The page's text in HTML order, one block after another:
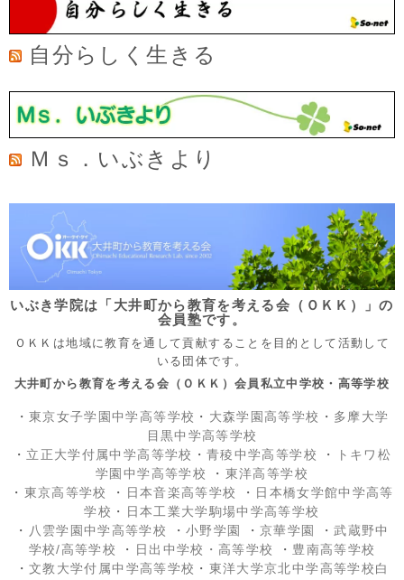
自分らしく生きる
Ｍｓ．いぶきより
いぶき学院は「大井町から教育を考える会（ＯＫＫ）」の
会員塾です。
ＯＫＫは地域に教育を通して貢献することを目的として活動して
いる団体です。
大井町から教育を考える会（ＯＫＫ）会員私立中学校・高等学校
・ 東京女子学園中学高等学校 ・ 大森学園高等学校 ・ 多摩大学
目黒中学高等学校
・ 立正大学付属中学高等学校 ・ 青稜中学高等学校 ・
トキワ松
学園中学高等学校
・ 東洋高等学校
・ 東京高等学校 ・ 日本音楽高等学校 ・ 日本橋女学館中学高等
学校 ・
日本工業大学駒場中学高等学校
・ 八雲学園中学高等学校 ・ 小野学園 ・京華学園 ・武蔵野中
学校/高等学校
・ 日出中学校 ・高等学校 ・ 豊南高等学校
・ 文教大学付属中学高等学校 ・ 東洋大学京北中学高等学校白